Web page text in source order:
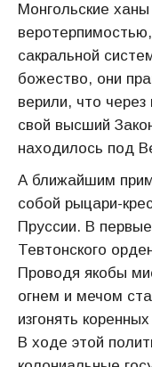
Монгольские
сакральной
божество, они
верили, что
свой высший
находилось под
А ближайшим
собой рыцари-
Пруссии. В
Тевтонского
Проводя якобы
огнем и мечом
изгонять
В ходе этой